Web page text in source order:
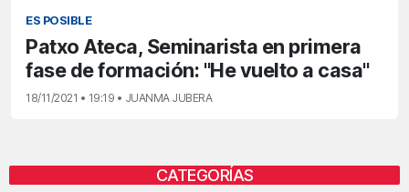
ES POSIBLE
Patxo Ateca, Seminarista en primera
fase de formación: "He vuelto a casa"
18/11/2021 • 19:19 • JUANMA JUBERA
CATEGORÍAS